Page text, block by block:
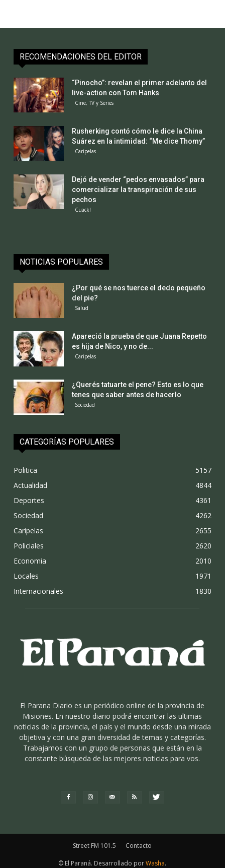
RECOMENDACIONES DEL EDITOR
“Pinocho”: revelan el primer adelanto del
live-action con Tom Hanks
Cine, TV y Series
Rusherking contó cómo le dice la China
Suárez en la intimidad: “Me dice Thomy”
Caripelas
Dejó de vender “pedos envasados” para
comercializar la transpiración de sus
pechos
Cuack!
NOTICIAS POPULARES
¿Por qué se nos tuerce el dedo pequeño
del pie?
Salud
Apareció la prueba de que Juana Repetto
es hija de Nico, y no de...
Caripelas
¿Querés tatuarte el pene? Esto es lo que
tenes que saber antes de hacerlo
Sociedad
CATEGORÍAS POPULARES
Politica
5157
Actualidad
4844
Deportes
4361
Sociedad
4262
Caripelas
2655
Policiales
2620
Economia
2010
Locales
1971
Internacionales
1830
El Parana Diario es un periódico online de la provincia de
Misiones. En nuestro diario podrá encontrar las ultimas
noticias de la provincia, el país y el mundo desde una mirada
objetiva y con una gran diversidad de temas y categorías.
Trabajamos con un grupo de personas que están en la
constante búsqueda de las mejores noticias para vos.
Street FM 101.5 Contacto
© El Paraná. Desarrollado porWasha.